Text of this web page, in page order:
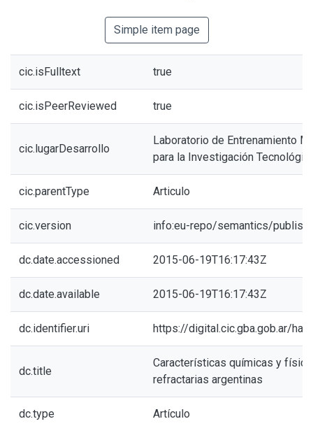
Simple item page
cic.isFulltext true
cic.isPeerReviewed true
cic.lugarDesarrollo
Laboratorio de Entrenamiento
para la Investigación
cic.parentType Articulo
cic.version info:eu-repo/semantics/
dc.date.accessioned 2015-06-19T16:17:43Z
dc.date.available 2015-06-19T16:17:43Z
dc.identifier.uri https://digital.cic.gba.gob.ar/
dc.title
Características químicas y
refractarias argentinas
dc.type Artículo